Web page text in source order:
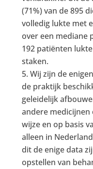
(71%) van de 895
volledig lukte met
over een mediane
192 patiënten
staken.
Wij zijn de
de praktijk
geleidelijk
andere medicijnen
wijze en op basis
alleen in
dit de enige data
opstellen van